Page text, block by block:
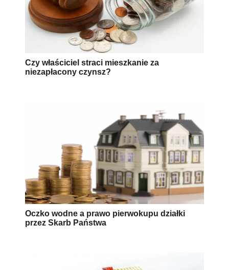
Czy właściciel straci mieszkanie za
niezapłacony czynsz?
Oczko wodne a prawo pierwokupu działki
przez Skarb Państwa